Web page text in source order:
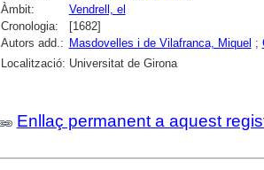
Àmbit:
Vendrell, el
Cronologia:
[1682]
Autors add.: Masdovelles i de Vilafranca, Miquel ;
Localització: Universitat de Girona
Enllaç permanent a aquest